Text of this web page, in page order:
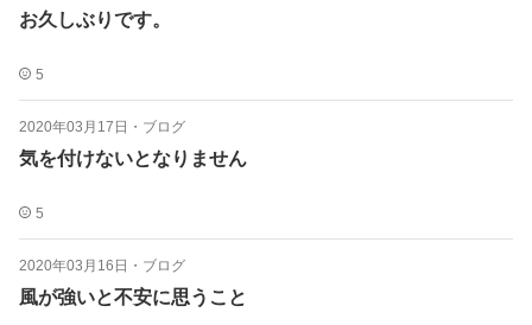
お久しぶりです。
5
2020年03月17日 ・ ブログ
気を付けないとなりません
5
2020年03月16日 ・ ブログ
風が強いと不安に思うこと